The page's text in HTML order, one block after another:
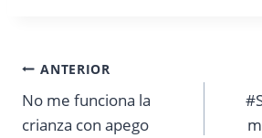
Navegación
de
ANTERIOR
No me funciona la
crianza con apego